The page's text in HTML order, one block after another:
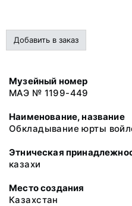
Добавить в заказ
Музейный номер
МАЭ № 1199-449
Наименование, название
Обкладывание юрты
Этническая
казахи
Место создания
Казахстан